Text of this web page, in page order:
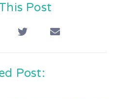
Post
Post: